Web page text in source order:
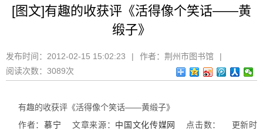
[图文]有趣的收获评《活得像个笑话——黄
缎子》
发布时间： 2012-02-15 15:02:23 | 作者： 荆州市图书馆
|
阅读次数： 3089次
有趣的收获评《活得像个笑话——黄缎子》
作者： 慕宁 文章来源： 中国文化传媒网
点击数： 更新时